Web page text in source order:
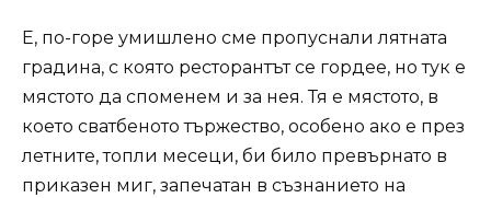
Е, по-горе умишлено сме пропуснали лятната
градина, с която ресторантът се гордее, но тук е
мястото да споменем и за нея. Тя е мястото, в
което сватбеното тържество, особено ако е през
летните, топли месеци, би било превърнато в
приказен миг, запечатан в съзнанието на